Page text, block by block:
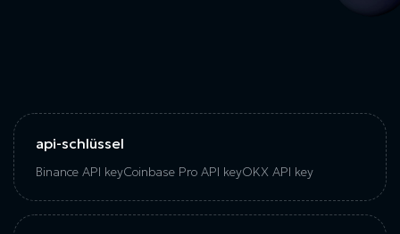
api-schlüssel
Binance API keyCoinbase Pro API keyOKX API key